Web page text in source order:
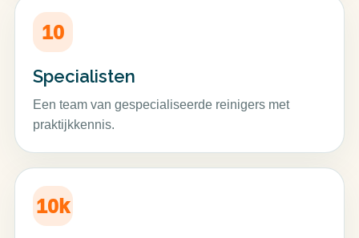
10
Specialisten
Een team van gespecialiseerde reinigers met
praktijkkennis.
10k